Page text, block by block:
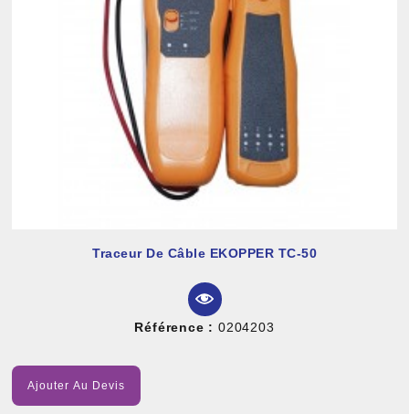
Traceur De Câble EKOPPER TC-50
Référence : 0204203
Ajouter Au Devis